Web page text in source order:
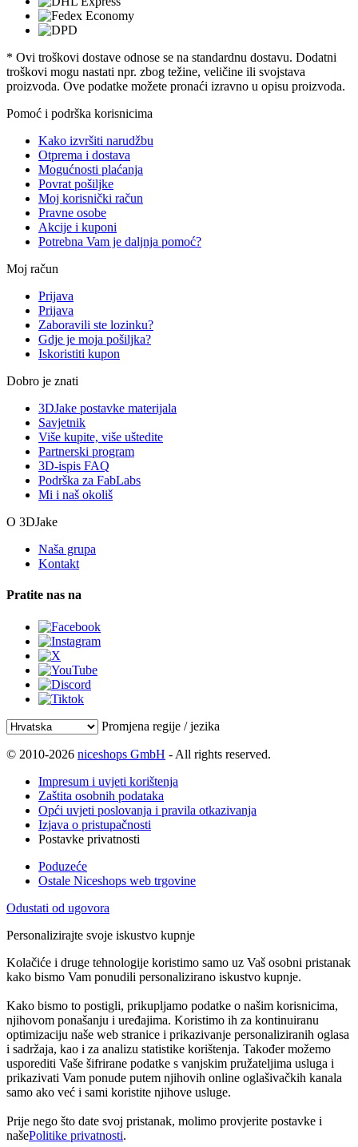
* Ovi troškovi dostave odnose se na standardnu ​​dostavu. Dodatni
troškovi mogu nastati npr. zbog težine, veličine ili svojstava
proizvoda. Ove podatke možete pronaći izravno u opisu proizvoda.
Pomoć i podrška korisnicima
Kako izvršiti narudžbu
Otprema i dostava
Mogućnosti plaćanja
Povrat pošiljke
Moj korisnički račun
Pravne osobe
Akcije i kuponi
Potrebna Vam je daljnja pomoć?
Moj račun
Prijava
Prijava
Zaboravili ste lozinku?
Gdje je moja pošiljka?
Iskoristiti kupon
Dobro je znati
3DJake postavke materijala
Savjetnik
Više kupite, više uštedite
Partnerski program
3D-ispis FAQ
Podrška za FabLabs
Mi i naš okoliš
O 3DJake
Naša grupa
Kontakt
Pratite nas na
Promjena regije / jezika
© 2010-2026 niceshops GmbH - All rights reserved.
Impresum i uvjeti korištenja
Zaštita osobnih podataka
Opći uvjeti poslovanja i pravila otkazivanja
Izjava o pristupačnosti
Postavke privatnosti
Poduzeće
Ostale Niceshops web trgovine
Odustati od ugovora
Personalizirajte svoje iskustvo kupnje
Kolačiće i druge tehnologije koristimo samo uz Vaš osobni pristanak
kako bismo Vam ponudili personalizirano iskustvo kupnje.
Kako bismo to postigli, prikupljamo podatke o našim korisnicima,
njihovom ponašanju i uređajima. Koristimo ih za kontinuiranu
optimizaciju naše web stranice i prikazivanje personaliziranih oglasa
i sadržaja, kao i za analizu statistike korištenja. Također možemo
usporediti Vaše šifrirane podatke s vanjskim pružateljima usluga i
prikazivati Vam ponude putem njihovih online oglašivačkih kanala
samo ako već i sami koristite njihove usluge.
Prije nego što date svoj pristanak, molimo provjerite postavke i
našePolitike privatnosti.